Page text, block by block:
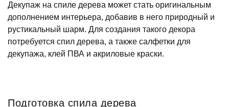
Декупаж на спиле дерева может стать оригинальным
дополнением интерьера, добавив в него природный и
рустикальный шарм. Для создания такого декора
потребуется спил дерева, а также салфетки для
декупажа, клей ПВА и акриловые краски.
Подготовка спила дерева